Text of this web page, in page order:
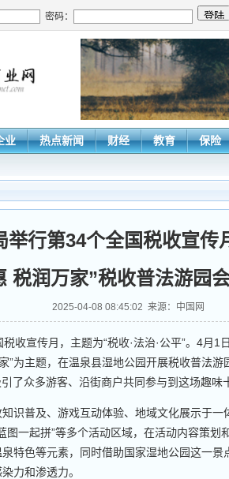
密码：
业 热点新闻 财经 教育 保险
举行第34个全国税收宣传
税润万家”税收普法游园
2025-04-08 08:45:02 来源：中国网
宣传月，主题为“税收·法治·公平”。4月1
”为主题，在温泉县湿地公园开展税收普法游
了众多游客、沿街商户共同参与到这场趣味
普及、游戏互动体验、地域文化展示于一
图一起拼”等多个活动区域，在活动内容策
特色等元素，同时借助国家湿地公园这一景
力和渗透力。